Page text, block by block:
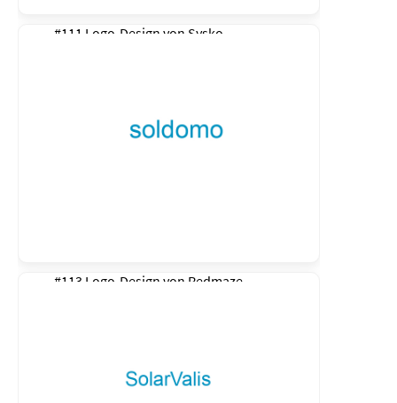
#111 Logo-Design von Sysko
#113 Logo-Design von Redmaze